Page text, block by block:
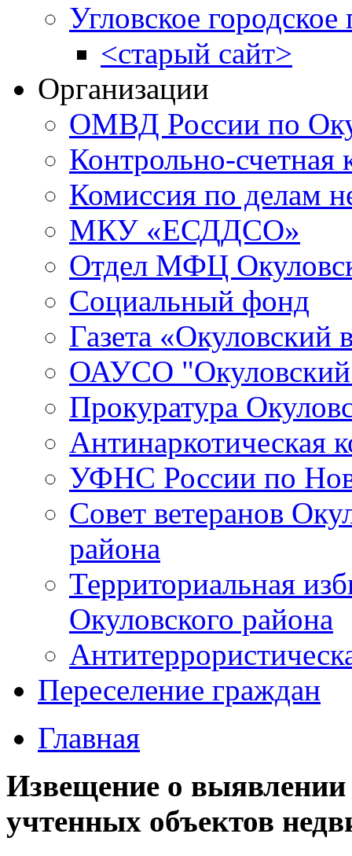
Угловское городское
<старый сайт>
Организации
ОМВД России по
Контрольно-счетная
Комиссия по делам
МКУ «ЕСДДСО»
Отдел МФЦ
Социальный фонд
Газета «Окуловский
ОАУСО
Прокуратура
Антинаркотическая
УФНС России по
Совет ветеранов
района
Территориальная
Окуловского района
Переселение граждан
Главная
Извещение о выявлении
учтенных объектов